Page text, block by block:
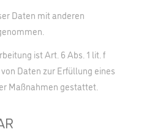
Daten mit anderen
ist Art. 6 Abs. 1 lit. f
Daten zur Erfüllung eines
Maßnahmen gestattet.